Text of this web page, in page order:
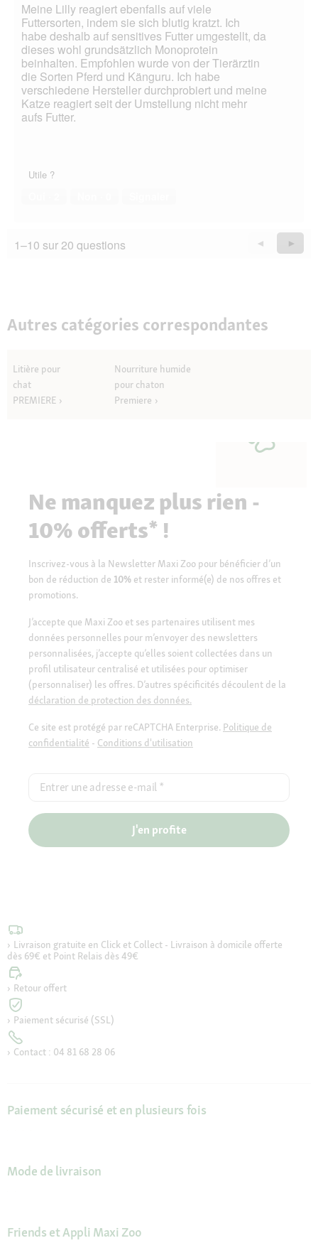
Meine Lilly reagiert ebenfalls auf viele
Futtersorten, indem sie sich blutig kratzt. Ich
habe deshalb auf sensitives Futter umgestellt, da
dieses wohl grundsätzlich Monoprotein
beinhalten. Empfohlen wurde von der Tierärztin
die Sorten Pferd und Känguru. Ich habe
verschiedene Hersteller durchprobiert und meine
Katze reagiert seit der Umstellung nicht mehr
aufs Futter.
Utile ?
1–10 sur 20 questions
Précédent
Questions
◄ ►
Autres catégories correspondantes
Litière pour
chat
PREMIERE
Nourriture humide
pour chaton
Premiere
Ne manquez plus rien -
10% offerts* !
Inscrivez-vous à la Newsletter Maxi Zoo pour bénéficier d’un
bon de réduction de 10% et rester informé(e) de nos offres et
promotions.
J’accepte que Maxi Zoo et ses partenaires utilisent mes
données personnelles pour m’envoyer des newsletters
personnalisées, j’accepte qu’elles soient collectées dans un
profil utilisateur centralisé et utilisées pour optimiser
(personnaliser) les offres. D’autres spécificités découlent de la
déclaration de protection des données.
Ce site est protégé par reCAPTCHA Enterprise. Politique de
confidentialité - Conditions d'utilisation
Entrer une adresse e-mail *
J'en profite
Livraison gratuite en Click et Collect - Livraison à domicile offerte
dès 69€ et Point Relais dès 49€
Retour offert
Paiement sécurisé (SSL)
Contact : 04 81 68 28 06
Paiement sécurisé et en plusieurs fois
Mode de livraison
Friends et Appli Maxi Zoo